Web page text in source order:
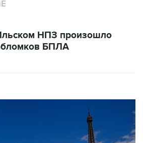
НПЗ произошло
БПЛА